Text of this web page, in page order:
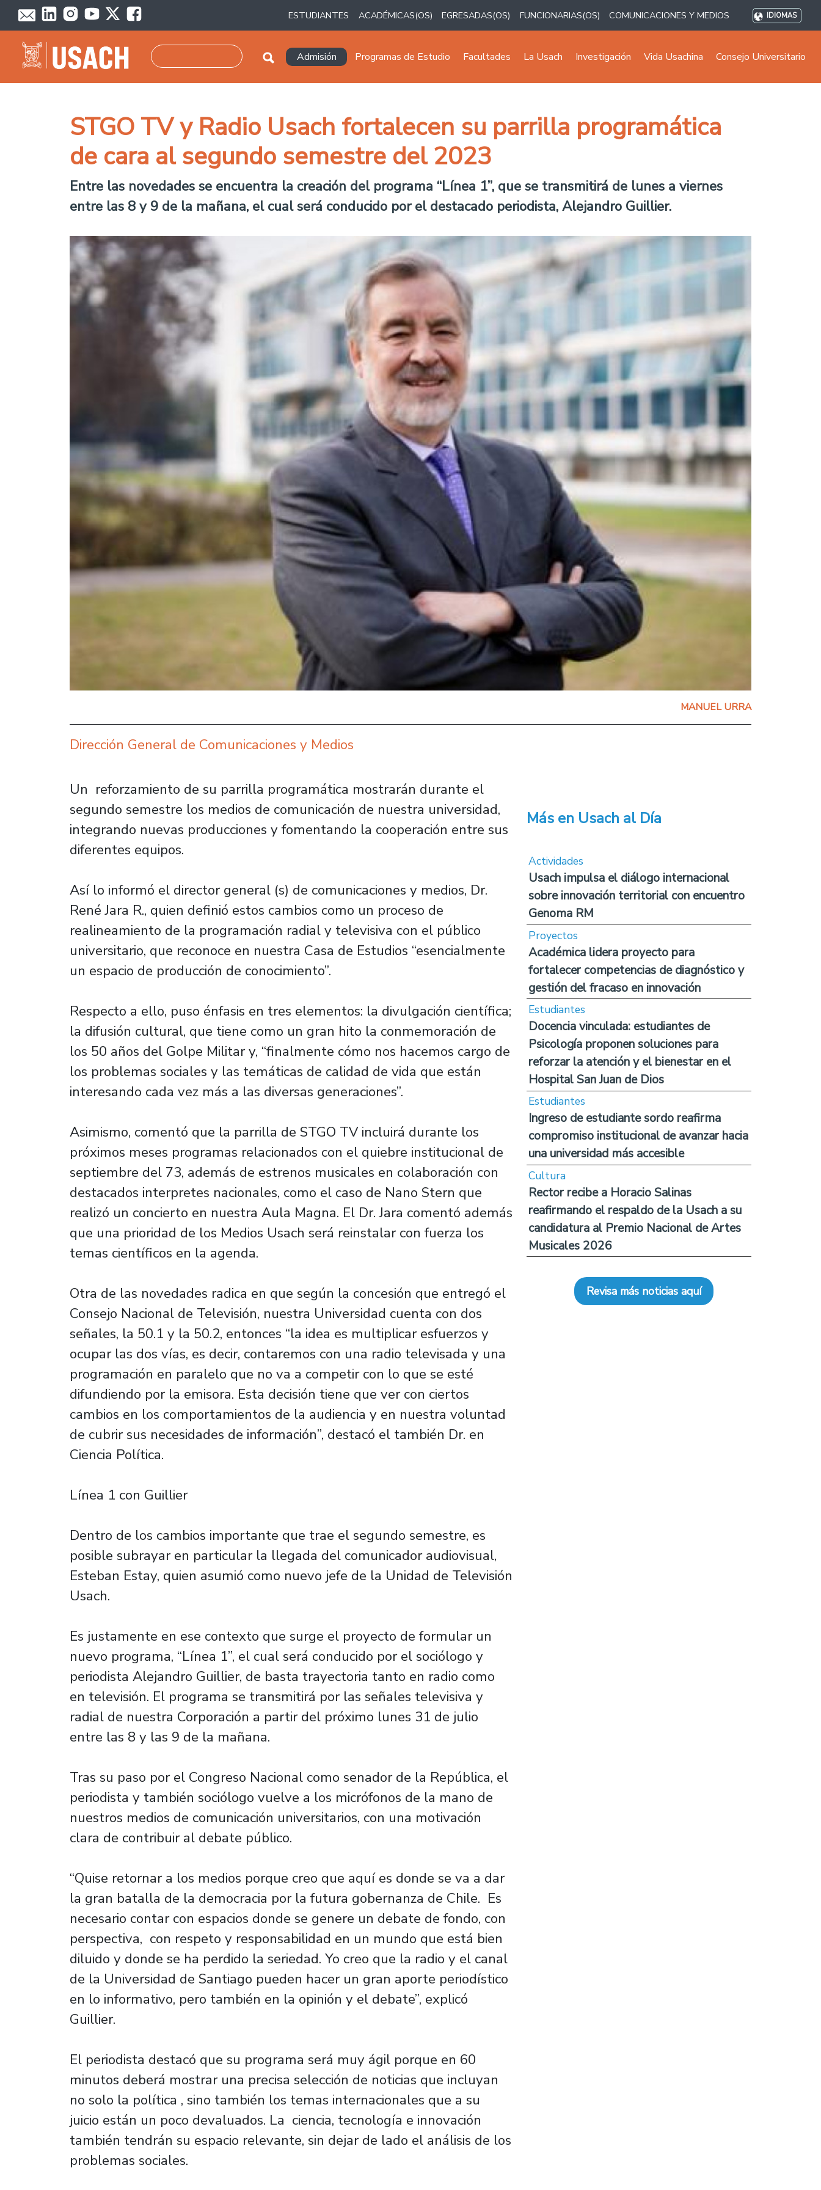
Pasar al contenido principal
ESTUDIANTES ACADÉMICAS(OS) EGRESADAS(OS) FUNCIONARIAS(OS) COMUNICACIONES Y MEDIOS IDIOMAS
Navegación principal
Admisión Programas de Estudio Facultades La Usach Investigación Vida Usachina Consejo Universitario
STGO TV y Radio Usach fortalecen su parrilla programática
de cara al segundo semestre del 2023
Entre las novedades se encuentra la creación del programa “Línea 1”, que se transmitirá de lunes a viernes
entre las 8 y 9 de la mañana, el cual será conducido por el destacado periodista, Alejandro Guillier.
MANUEL URRA
Dirección General de Comunicaciones y Medios
Un reforzamiento de su parrilla programática mostrarán durante el
segundo semestre los medios de comunicación de nuestra universidad,
integrando nuevas producciones y fomentando la cooperación entre sus
diferentes equipos.
Así lo informó el director general (s) de comunicaciones y medios, Dr.
René Jara R., quien definió estos cambios como un proceso de
realineamiento de la programación radial y televisiva con el público
universitario, que reconoce en nuestra Casa de Estudios “esencialmente
un espacio de producción de conocimiento”.
Respecto a ello, puso énfasis en tres elementos: la divulgación científica;
la difusión cultural, que tiene como un gran hito la conmemoración de
los 50 años del Golpe Militar y, “finalmente cómo nos hacemos cargo de
los problemas sociales y las temáticas de calidad de vida que están
interesando cada vez más a las diversas generaciones”.
Asimismo, comentó que la parrilla de STGO TV incluirá durante los
próximos meses programas relacionados con el quiebre institucional de
septiembre del 73, además de estrenos musicales en colaboración con
destacados interpretes nacionales, como el caso de Nano Stern que
realizó un concierto en nuestra Aula Magna. El Dr. Jara comentó además
que una prioridad de los Medios Usach será reinstalar con fuerza los
temas científicos en la agenda.
Otra de las novedades radica en que según la concesión que entregó el
Consejo Nacional de Televisión, nuestra Universidad cuenta con dos
señales, la 50.1 y la 50.2, entonces “la idea es multiplicar esfuerzos y
ocupar las dos vías, es decir, contaremos con una radio televisada y una
programación en paralelo que no va a competir con lo que se esté
difundiendo por la emisora. Esta decisión tiene que ver con ciertos
cambios en los comportamientos de la audiencia y en nuestra voluntad
de cubrir sus necesidades de información”, destacó el también Dr. en
Ciencia Política.
Línea 1 con Guillier
Dentro de los cambios importante que trae el segundo semestre, es
posible subrayar en particular la llegada del comunicador audiovisual,
Esteban Estay, quien asumió como nuevo jefe de la Unidad de Televisión
Usach.
Es justamente en ese contexto que surge el proyecto de formular un
nuevo programa, “Línea 1”, el cual será conducido por el sociólogo y
periodista Alejandro Guillier, de basta trayectoria tanto en radio como
en televisión. El programa se transmitirá por las señales televisiva y
radial de nuestra Corporación a partir del próximo lunes 31 de julio
entre las 8 y las 9 de la mañana.
Tras su paso por el Congreso Nacional como senador de la República, el
periodista y también sociólogo vuelve a los micrófonos de la mano de
nuestros medios de comunicación universitarios, con una motivación
clara de contribuir al debate público.
“Quise retornar a los medios porque creo que aquí es donde se va a dar
la gran batalla de la democracia por la futura gobernanza de Chile. Es
necesario contar con espacios donde se genere un debate de fondo, con
perspectiva, con respeto y responsabilidad en un mundo que está bien
diluido y donde se ha perdido la seriedad. Yo creo que la radio y el canal
de la Universidad de Santiago pueden hacer un gran aporte periodístico
en lo informativo, pero también en la opinión y el debate”, explicó
Guillier.
El periodista destacó que su programa será muy ágil porque en 60
minutos deberá mostrar una precisa selección de noticias que incluyan
no solo la política , sino también los temas internacionales que a su
juicio están un poco devaluados. La ciencia, tecnología e innovación
también tendrán su espacio relevante, sin dejar de lado el análisis de los
problemas sociales.
Más en Usach al Día
Actividades
Usach impulsa el diálogo internacional
sobre innovación territorial con encuentro
Genoma RM
Proyectos
Académica lidera proyecto para
fortalecer competencias de diagnóstico y
gestión del fracaso en innovación
Estudiantes
Docencia vinculada: estudiantes de
Psicología proponen soluciones para
reforzar la atención y el bienestar en el
Hospital San Juan de Dios
Estudiantes
Ingreso de estudiante sordo reafirma
compromiso institucional de avanzar hacia
una universidad más accesible
Cultura
Rector recibe a Horacio Salinas
reafirmando el respaldo de la Usach a su
candidatura al Premio Nacional de Artes
Musicales 2026
Revisa más noticias aquí